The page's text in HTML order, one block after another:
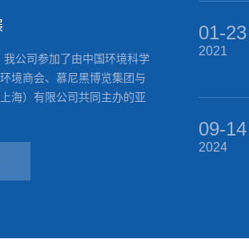
我公司参加了由中国环境科学
境商会、慕尼黑博览集团与
海）有限公司共同主办的亚
01-23
2021
09-14
2024